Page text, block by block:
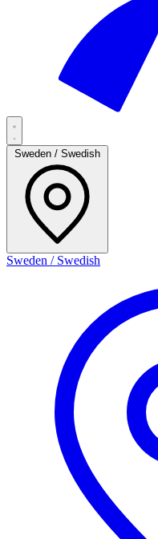
Sweden / Swedish
Sweden / Swedish